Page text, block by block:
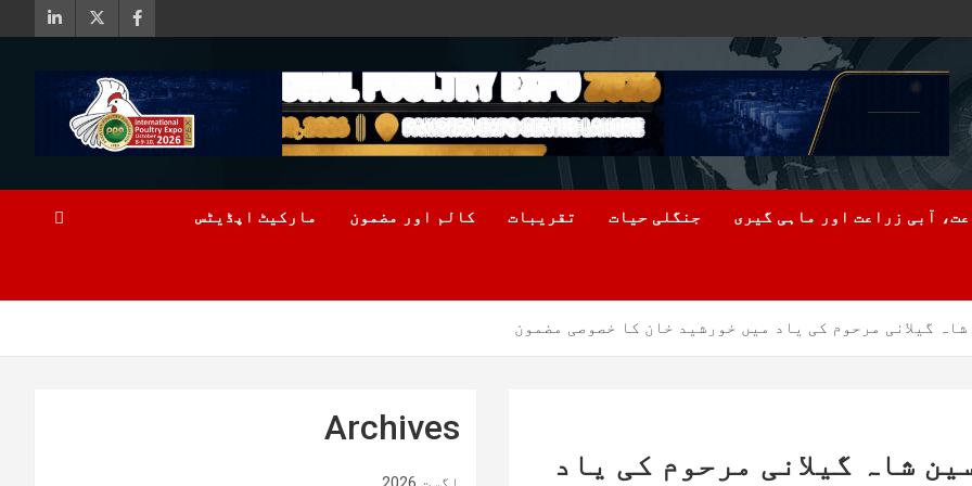
آبی زراعت اور ماہی گیری جنگلی حیات تقریبات کالم اور مضمون مارکیٹ اپڈیٹس
گیلانی مرحوم کی یاد میں خورشید خان کا خصوصی مضمون
شاہ گیلانی مرحوم کی یاد
Archives